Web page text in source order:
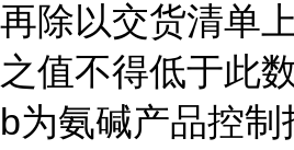
再除以交货清单
之值不得低于此数
b为氨碱产品控制